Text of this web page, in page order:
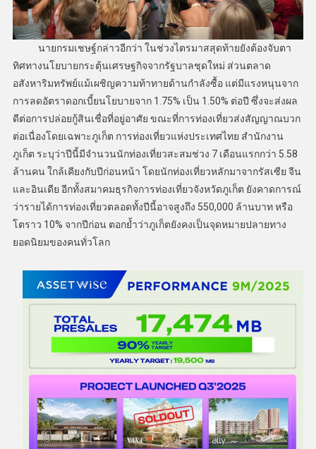
นายกรมเชษฐ์กล่าวอีกว่า ในช่วงไตรมาสสุดท้ายยังต้องจับตา
ทิศทางนโยบายกระตุ้นเศรษฐกิจจากรัฐบาลชุดใหม่ ส่วนตลาด
อสังหาริมทรัพย์แม้เผชิญความท้าทายด้านกำลังซื้อ แต่มีแรงหนุนจาก
การลดอัตราดอกเบี้ยนโยบายจาก 1.75% เป็น 1.50% ต่อปี ซึ่งจะส่งผล
ดีต่อการปล่อยกู้สินเชื่อที่อยู่อาศัย ขณะที่การท่องเที่ยวส่งสัญญาณบวก
ต่อเนื่องโดยเฉพาะภูเก็ต การท่องเที่ยวแห่งประเทศไทย สำนักงาน
ภูเก็ต ระบุว่าปีนี้มีจำนวนนักท่องเที่ยวสะสมช่วง 7 เดือนแรกกว่า 5.58
ล้านคน ใกล้เคียงกับปีก่อนหน้า โดยนักท่องเที่ยวหลักมาจากรัสเซีย จีน
และอินเดีย อีกทั้งสมาคมธุรกิจการท่องเที่ยวจังหวัดภูเก็ต ยังคาดการณ์
ว่ารายได้การท่องเที่ยวตลอดทั้งปีนี้อาจสูงถึง 550,000 ล้านบาท หรือ
โตราว 10% จากปีก่อน ตอกย้ำว่าภูเก็ตยังคงเป็นจุดหมายปลายทาง
ยอดนิยมของคนทั่วโลก